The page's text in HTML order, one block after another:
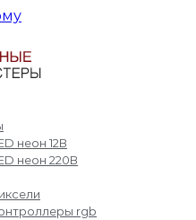
неон 12В
неон 220В
rgb